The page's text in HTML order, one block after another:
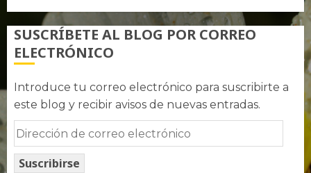
SUSCRÍBETE AL BLOG POR CORREO
ELECTRÓNICO
Introduce tu correo electrónico para suscribirte a
este blog y recibir avisos de nuevas entradas.
Dirección
de
correo
Suscribirse